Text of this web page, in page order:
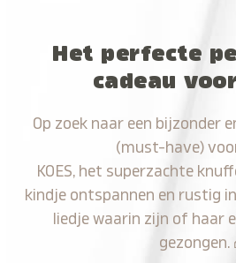
Het perfecte
cadeau
Op zoek naar een bijzonder
(must-have)
KOES, het superzachte
kindje ontspannen en rustig
liedje waarin zijn of haar
gezongen.